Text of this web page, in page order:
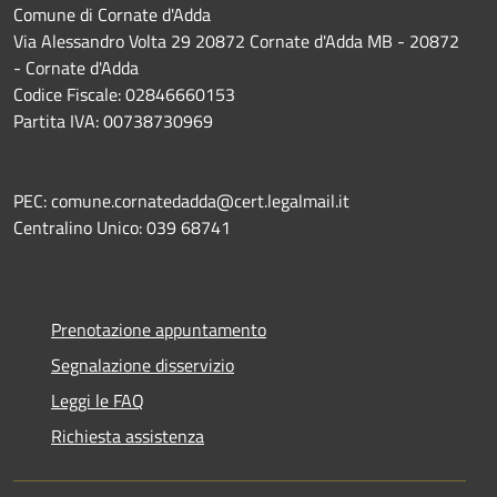
Comune di Cornate d'Adda
Via Alessandro Volta 29 20872 Cornate d'Adda MB - 20872
- Cornate d'Adda
Codice Fiscale: 02846660153
Partita IVA: 00738730969
PEC: comune.cornatedadda@cert.legalmail.it
Centralino Unico: 039 68741
Prenotazione appuntamento
Segnalazione disservizio
Leggi le FAQ
Richiesta assistenza